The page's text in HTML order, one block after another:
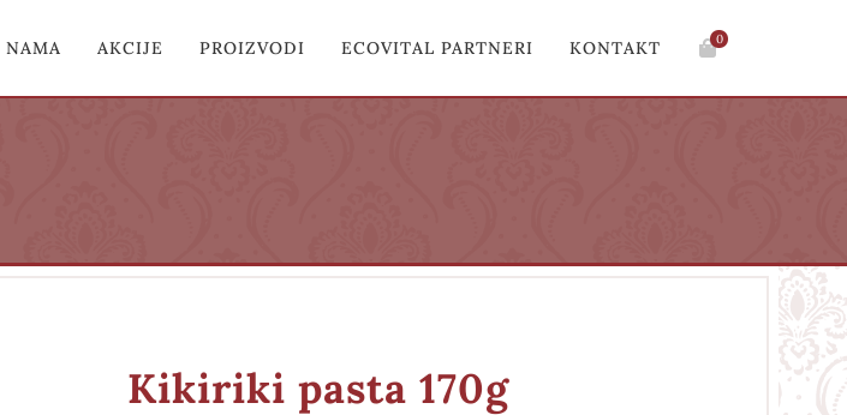
0
NAMA AKCIJE PROIZVODI ECOVITAL PARTNERI KONTAKT
Kikiriki pasta 170g